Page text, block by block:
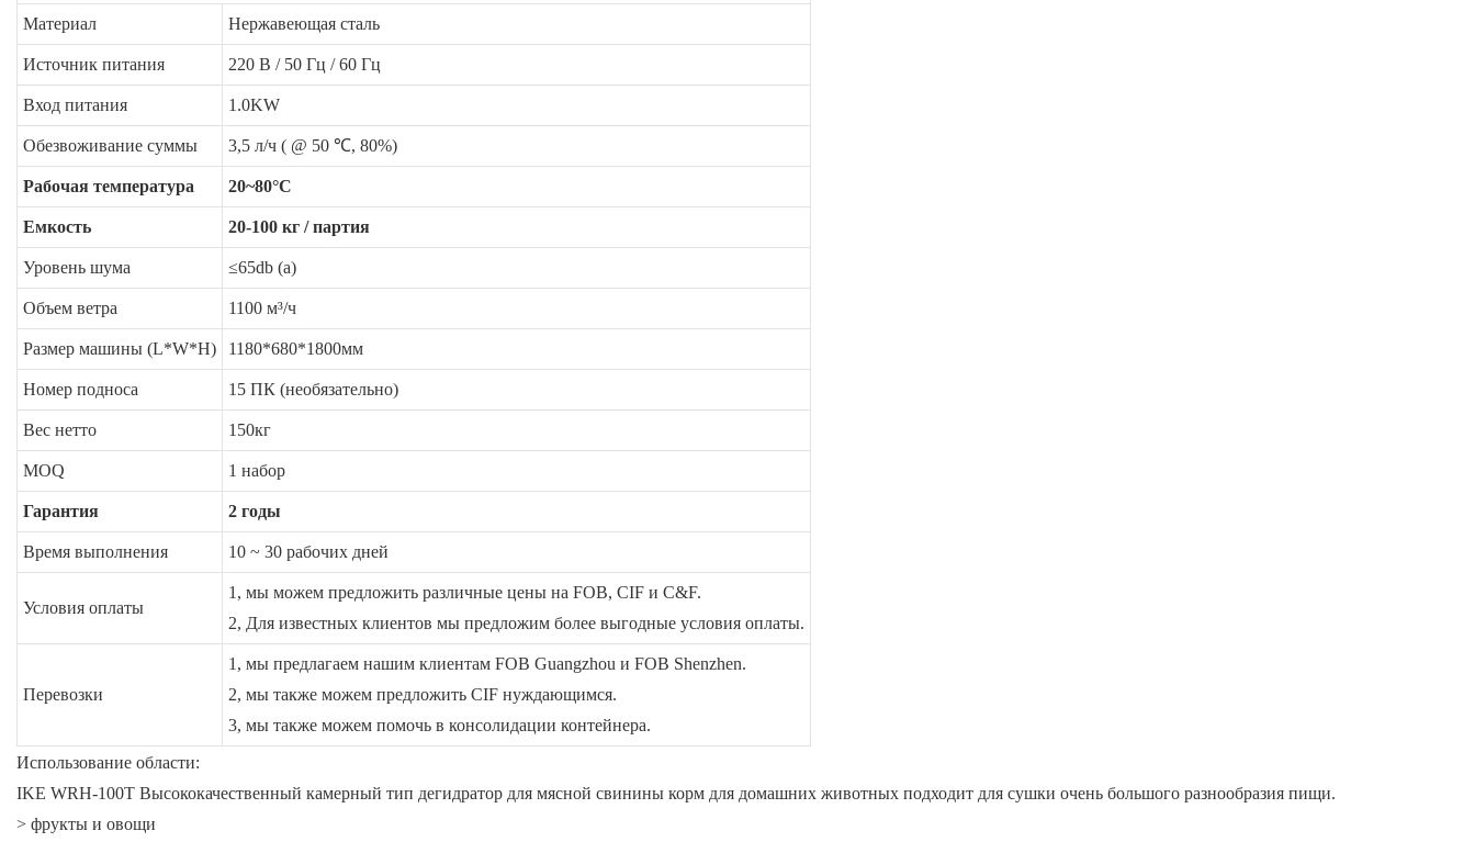
Материал
Нержавеющая сталь
Источник питания
220 В / 50 Гц / 60 Гц
Вход питания
1.0KW
Обезвоживание суммы
3,5 л/ч ( @ 50 ℃, 80%)
Рабочая температура
20~80°C
Емкость
20-100 кг / партия
Уровень шума
≤65db (а)
Объем ветра
1100 м³/ч
Размер машины (L*W*H)
1180*680*1800мм
Номер подноса
15 ПК (необязательно)
Вес нетто
150кг
MOQ
1 набор
Гарантия
2 годы
Время выполнения
10 ~ 30 рабочих дней
Условия оплаты
1, мы можем предложить различные цены на FOB, CIF и C&F.
2, Для известных клиентов мы предложим более выгодные условия оплаты.
Перевозки
1, мы предлагаем нашим клиентам FOB Guangzhou и FOB Shenzhen.
2, мы также можем предложить CIF нуждающимся.
3, мы также можем помочь в консолидации контейнера.
Использование области:
IKE WRH-100T Высококачественный камерный тип дегидратор для мясной свинины корм для домашних животных подходит для сушки очень большого разнообразия пищи.
> фрукты и овощи